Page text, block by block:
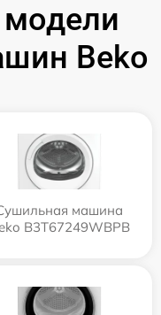
Beko
машина
B3T67249WBPB